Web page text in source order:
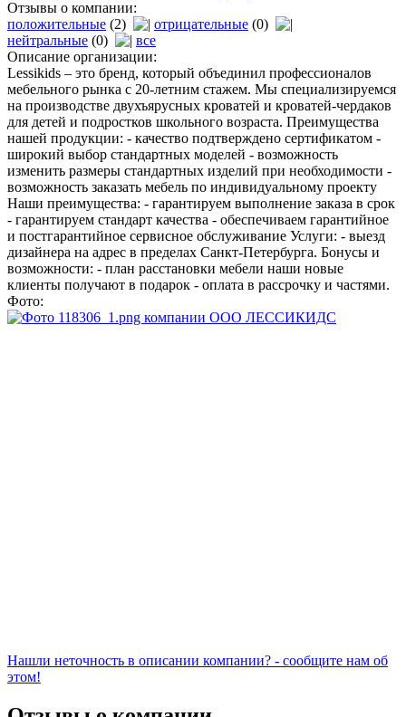
Отзывы о компании:
положительные (2) отрицательные (0)
нейтральные (0)
все
Описание организации:
Lessikids – это бренд, который объединил профессионалов
мебельного рынка с 20-летним стажем. Мы специализируемся
на производстве двухъярусных кроватей и кроватей-чердаков
для детей и подростков школьного возраста. Преимущества
нашей продукции: - качество подтверждено сертификатом -
широкий выбор стандартных моделей - возможность
изменить размеры стандартных изделий при необходимости -
возможность заказать мебель по индивидуальному проекту
Наши преимущества: - гарантируем выполнение заказа в срок
- гарантируем стандарт качества - обеспечиваем гарантийное
и постгарантийное сервисное обслуживание Услуги: - выезд
дизайнера на адрес в пределах Санкт-Петербурга. Бонусы и
возможности: - план расстановки мебели наши новые
клиенты получают в подарок - оплата в рассрочку и частями.
Фото:
Нашли неточность в описании компании? - сообщите нам об
этом!